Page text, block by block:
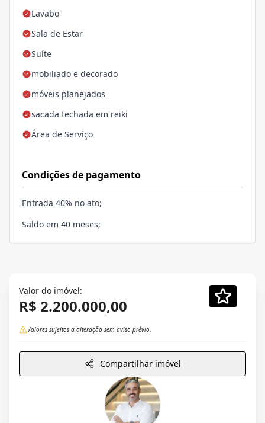
Lavabo
Sala de Estar
Suíte
mobiliado e decorado
móveis planejados
sacada fechada em reiki
Área de Serviço
Condições de pagamento
Entrada 40% no ato;
Saldo em 40 meses;
Valor do imóvel:
R$ 2.200.000,00
Valores sujeitos a alteração sem aviso prévio.
Compartilhar imóvel